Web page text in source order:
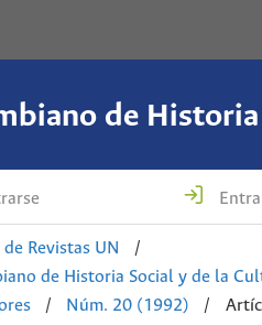
Revistas UN
/
de Historia Social y de la
/ Núm. 20 (1992) /